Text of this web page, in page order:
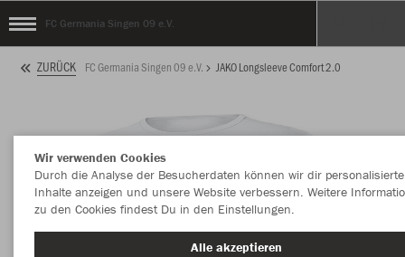
FC Germania Singen 09 e.V.
ZURÜCK FC Germania Singen 09 e.V. JAKO Longsleeve Comfort 2.0
Wir verwenden Cookies
Durch die Analyse der Besucherdaten können wir dir personalisierte
Inhalte anzeigen und unsere Website verbessern. Weitere
zu den Cookies findest Du in den Einstellungen.
Alle akzeptieren